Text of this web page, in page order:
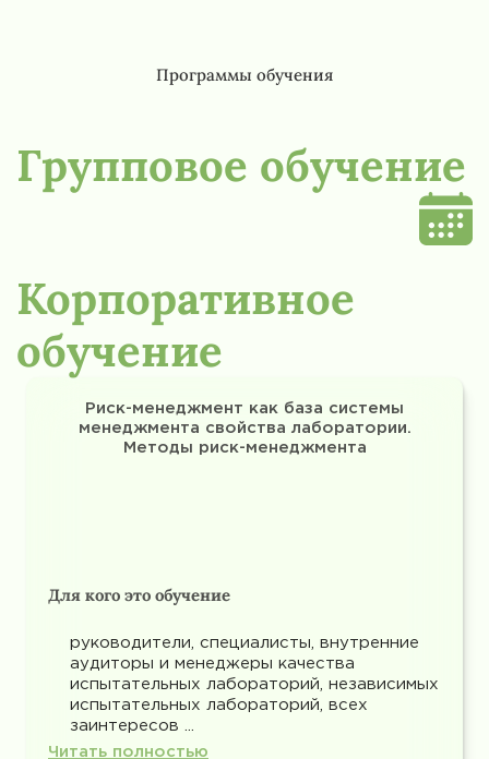
Программы обучения
Групповое обучение
Корпоративное
обучение
Риск-менеджмент как база системы
менеджмента свойства лаборатории.
Методы риск-менеджмента
Для кого это обучение
руководители, специалисты, внутренние
аудиторы и менеджеры качества
испытательных лабораторий, независимых
испытательных лабораторий, всех
заинтересов ...
Читать полностью